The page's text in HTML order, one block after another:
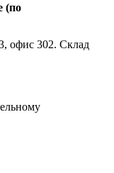
(по
офис 302. Склад